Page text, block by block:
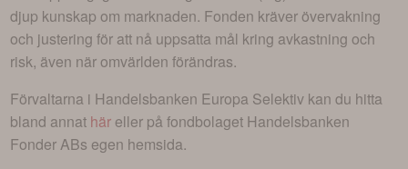
djup kunskap om marknaden. Fonden kräver övervakning
och justering för att nå uppsatta mål kring avkastning och
risk, även när omvärlden förändras.
Förvaltarna i Handelsbanken Europa Selektiv kan du hitta
bland annat här eller på fondbolaget Handelsbanken
Fonder ABs egen hemsida.